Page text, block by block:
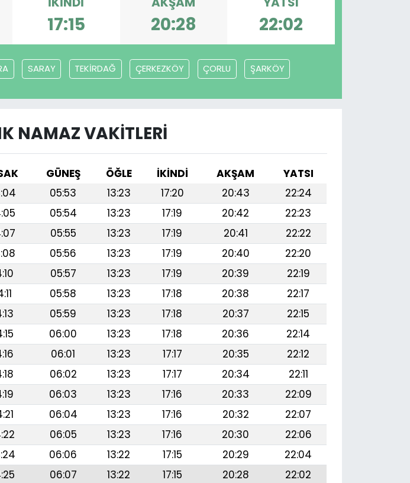
17:15 20:28 22:02
SARAY TEKİRDAĞ ÇERKEZKÖY ÇORLU ŞARKÖY
NAMAZ VAKITLERI
GÜNEŞ ÖĞLE İKINDI AKŞAM
YATSI
05:53 13:23 17:20 20:43
22:24
05:54 13:23 17:19 20:42
22:23
05:55 13:23 17:19 20:41
22:22
05:56 13:23 17:19 20:40
22:20
05:57 13:23 17:19 20:39
22:19
05:58 13:23 17:18 20:38
22:17
05:59 13:23 17:18 20:37
22:15
06:00 13:23 17:18 20:36
22:14
06:01 13:23 17:17 20:35
22:12
06:02 13:23 17:17 20:34
22:11
06:03 13:23 17:16 20:33
22:09
06:04 13:23 17:16 20:32
22:07
06:05 13:23 17:16 20:30
22:06
06:06 13:22 17:15 20:29
22:04
06:07 13:22 17:15 20:28
22:02